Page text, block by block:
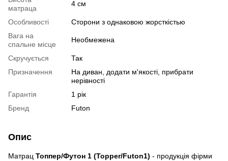
матраца
4 см
Особливості
Сторони з однаковою жорсткістью
Вага на
спальне місце
Необмежена
Скручується
Так
Призначення
На диван, додати м'якості, прибрати
нерівності
Гарантія
1 рік
Бренд
Futon
Опис
Матрац Топпер/Футон 1 (Topper/Futon1) - продукція фірми